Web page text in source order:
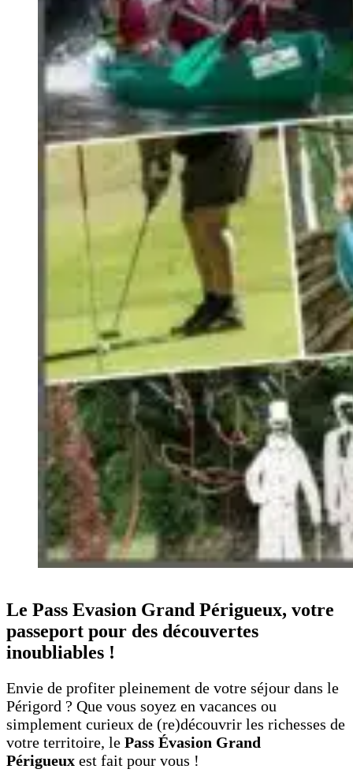
Le Pass Evasion Grand Périgueux, votre
passeport pour des découvertes
inoubliables !
Envie de profiter pleinement de votre séjour dans le
Périgord ? Que vous soyez en vacances ou
simplement curieux de (re)découvrir les richesses de
votre territoire, le Pass Évasion Grand
Périgueux est fait pour vous !